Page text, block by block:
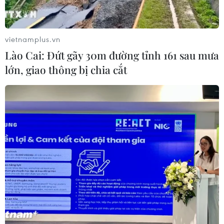
gia đình
07/08/2026 08:15
Bộ Giáo dục và Đào tạo công bố
khung thời gian cố định từ năm học
2026-2027
07/08/2026 08:02
Thi lại tại Trường THPT Chuyên
Tuyên Quang: Thay nhân sự làm
công tác thi
07/08/2026 07:41
Xem thêm
vietnamplus.vn
Lào Cai: Đứt gãy 30m đường tỉnh 161 sau mưa
lớn, giao thông bị chia cắt